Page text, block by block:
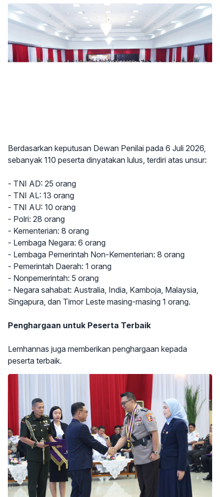
Berdasarkan keputusan Dewan Penilai pada 6 Juli 2026,
sebanyak 110 peserta dinyatakan lulus, terdiri atas unsur:
- TNI AD: 25 orang
- TNI AL: 13 orang
- TNI AU: 10 orang
- Polri: 28 orang
- Kementerian: 8 orang
- Lembaga Negara: 6 orang
- Lembaga Pemerintah Non-Kementerian: 8 orang
- Pemerintah Daerah: 1 orang
- Nonpemerintah: 5 orang
- Negara sahabat: Australia, India, Kamboja, Malaysia,
Singapura, dan Timor Leste masing-masing 1 orang.
Penghargaan untuk Peserta Terbaik
Lemhannas juga memberikan penghargaan kepada
peserta terbaik.